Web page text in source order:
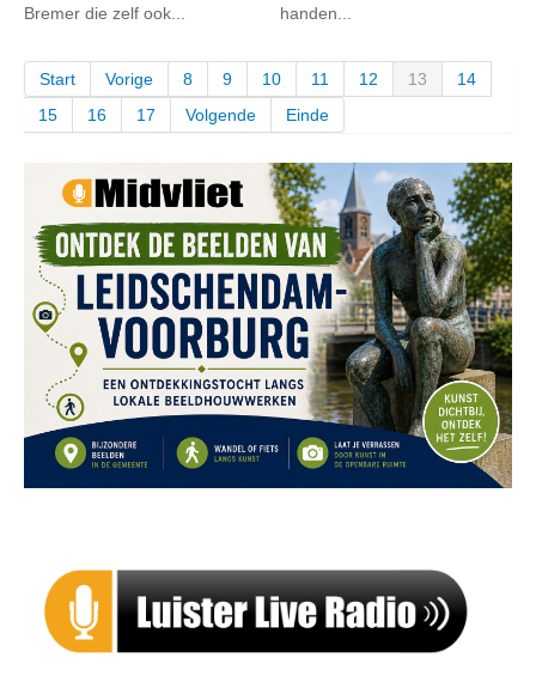
Bremer die zelf ook...
handen...
Start Vorige 8 9 10 11 12 13
14
15
16 17 Volgende Einde